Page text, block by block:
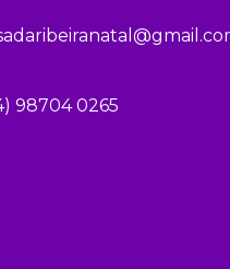
98704 0265